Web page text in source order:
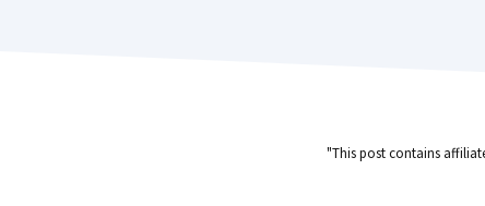
"This post contains